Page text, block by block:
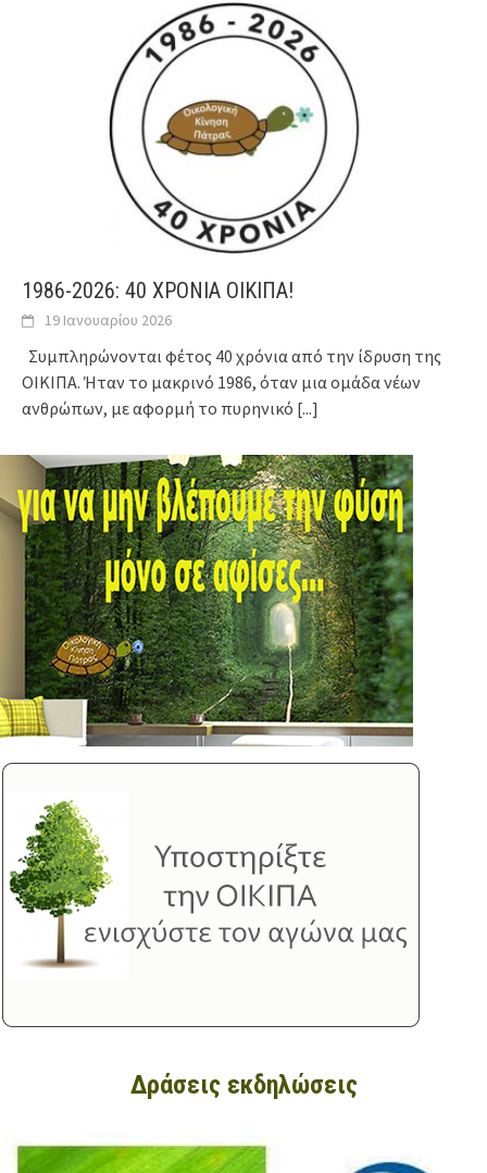
1986-2026: 40 ΧΡΟΝΙΑ ΟΙΚΙΠΑ!
19 Ιανουαρίου 2026
Συμπληρώνονται φέτος 40 χρόνια από την ίδρυση της
ΟΙΚΙΠΑ. Ήταν το μακρινό 1986, όταν μια ομάδα νέων
ανθρώπων, με αφορμή το πυρηνικό [...]
Δράσεις εκδηλώσεις